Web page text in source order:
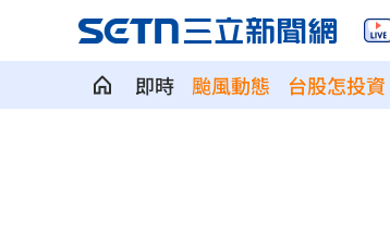
即時 颱風動態 台股怎投資